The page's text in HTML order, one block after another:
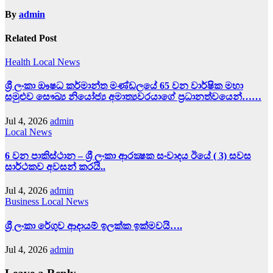
By admin
Related Post
Health Local News
ශ්‍රී ලංකා ඖෂධ කර්මාන්ත මණ්ඩලයේ 65 වන වාර්ෂික මහා
සමුළුව සෞඛ්‍ය නියෝජ්‍ය අමාත්‍යවරයාගේ ප්‍රධානත්වයෙන්……
Jul 4, 2026 admin
Local News
6 වන පාකිස්ථාන – ශ්‍රී ලංකා ආරක්‍ෂක සංවාදය ඊයේ ( 3) සවස
සාර්ථකව අවසන් කරයි..
Jul 4, 2026 admin
Business Local News
ශ්‍රී ලංකා රේගුව ආදායම් ඉලක්ක ඉක්මවයි….
Jul 4, 2026 admin